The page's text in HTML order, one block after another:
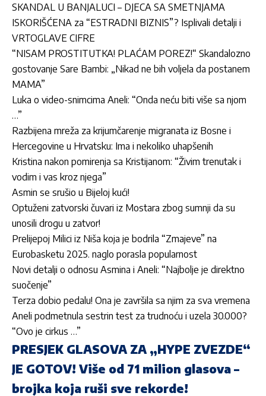
SKANDAL U BANJALUCI – DJECA SA SMETNJAMA
ISKORIŠĆENA za “ESTRADNI BIZNIS”? Isplivali detalji i
VRTOGLAVE CIFRE
“NISAM PROSTITUTKA! PLAĆAM POREZ!“ Skandalozno
gostovanje Sare Bambi: „Nikad ne bih voljela da postanem
MAMA”
Luka o video-snimcima Aneli: “Onda neću biti više sa njom
…”
Razbijena mreža za krijumčarenje migranata iz Bosne i
Hercegovine u Hrvatsku: Ima i nekoliko uhapšenih
Kristina nakon pomirenja sa Kristijanom: “Živim trenutak i
vodim i vas kroz njega”
Asmin se srušio u Bijeloj kući!
Optuženi zatvorski čuvari iz Mostara zbog sumnji da su
unosili drogu u zatvor!
Prelijepoj Milici iz Niša koja je bodrila “Zmajeve” na
Eurobasketu 2025. naglo porasla popularnost
Novi detalji o odnosu Asmina i Aneli: “Najbolje je direktno
suočenje”
Terza dobio pedalu! Ona je završila sa njim za sva vremena
Aneli podmetnula sestrin test za trudnoću i uzela 30.000?
“Ovo je cirkus …”
PRESJEK GLASOVA ZA „HYPE ZVEZDE“
JE GOTOV! Više od 71 milion glasova –
brojka koja ruši sve rekorde!